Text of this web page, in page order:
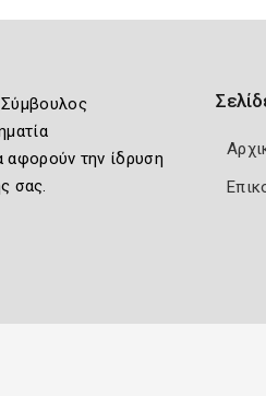
Σύμβουλος
αφορούν την ίδρυση
σας.